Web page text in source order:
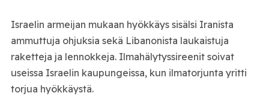
Israelin armeijan mukaan hyökkäys sisälsi Iranista
ammuttuja ohjuksia sekä Libanonista laukaistuja
raketteja ja lennokkeja. Ilmahälytyssireenit soivat
useissa Israelin kaupungeissa, kun ilmatorjunta yritti
torjua hyökkäystä.